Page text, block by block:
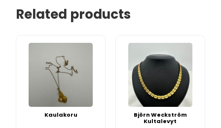
Related products
Kaulakoru
Björn Weckström
Kultalevyt